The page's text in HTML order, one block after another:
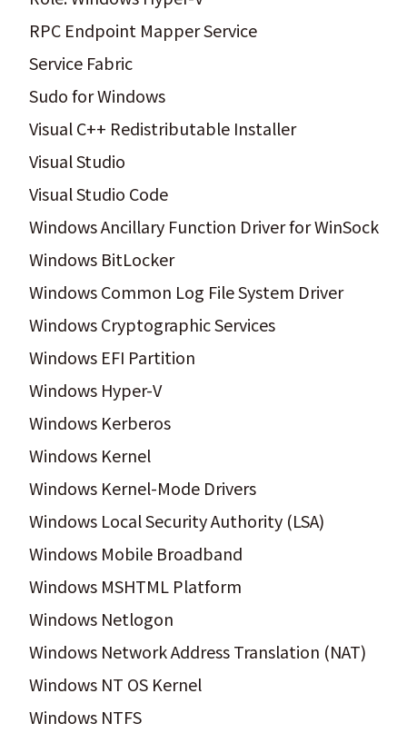
RPC Endpoint Mapper Service
Service Fabric
Sudo for Windows
Visual C++ Redistributable Installer
Visual Studio
Visual Studio Code
Windows Ancillary Function Driver for WinSock
Windows BitLocker
Windows Common Log File System Driver
Windows Cryptographic Services
Windows EFI Partition
Windows Hyper-V
Windows Kerberos
Windows Kernel
Windows Kernel-Mode Drivers
Windows Local Security Authority (LSA)
Windows Mobile Broadband
Windows MSHTML Platform
Windows Netlogon
Windows Network Address Translation (NAT)
Windows NT OS Kernel
Windows NTFS